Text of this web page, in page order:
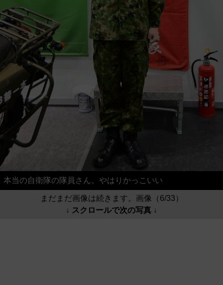
本当の自衛隊の隊員さん。やはりかっこいい
まだまだ画像は続きます。画像（6/33）
↓ スクロールで次の写真 ↓